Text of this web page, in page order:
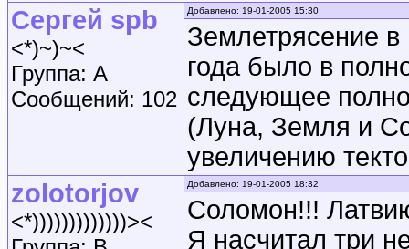
Сергей spb
<*)~)~<
Группа: A
Сообщений: 102
Добавлено: 19-01-2005 15:30
Землетрясение
года было в
следующее
(Луна, Земля и
увеличению
zolotorjov
<*)))))))))))))><
Добавлено: 19-01-2005 18:32
Соломон!!!
Я насчитал три